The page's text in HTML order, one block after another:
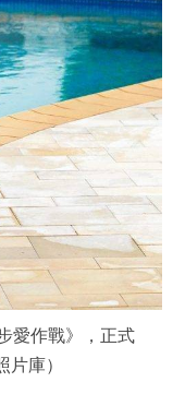
愛作戰》，正式
庫）